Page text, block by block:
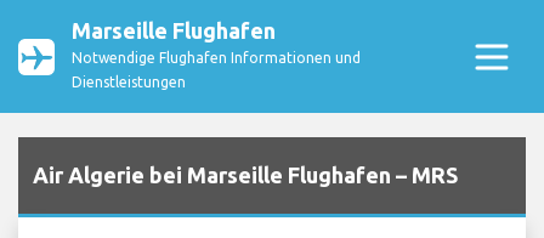
Marseille Flughafen
Notwendige Flughafen Informationen und
Dienstleistungen
Air Algerie bei Marseille Flughafen – MRS